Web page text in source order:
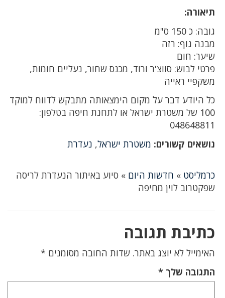
תיאורה:
גובה: כ 150 ס"מ
מבנה גוף: רזה
שיער: חום
פרטי לבוש: סווצ'ר ורוד, מכנס שחור, נעליים חומות,
משקפיי ראייה
כל היודע דבר על מקום הימצאותה מתבקש לדווח למוקד
100 של משטרת ישראל או לתחנת חיפה בטלפון:
048648811
נושאים קשורים: משטרת ישראל, נעדרת
כרמליסט » חדשות היום » סיוע באיתור הנעדרת לריסה
שפקטרוב לוין מחיפה
כתיבת תגובה
האימייל לא יוצג באתר. שדות החובה מסומנים *
התגובה שלך *